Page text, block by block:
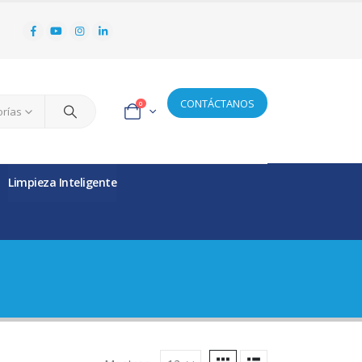
0 CONTÁCTANOS
Limpieza Inteligente